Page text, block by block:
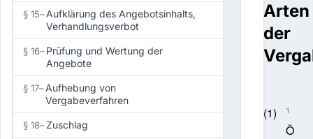
§ 15–Aufklärung des Angebotsinhalts,
Verhandlungsverbot
§ 16–Prüfung und Wertung der
Angebote
§ 17–Aufhebung von
Vergabeverfahren
§ 18–Zuschlag
Arten
der
(1) 1
Ö